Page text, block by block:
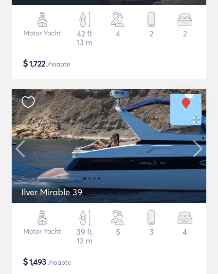
Motor Yacht
42 ft
13 m
4 2 2
$1,722/noapte
Ilver Mirable 39
Motor Yacht
39 ft
12 m
5 3 4
$1,493 /noapte